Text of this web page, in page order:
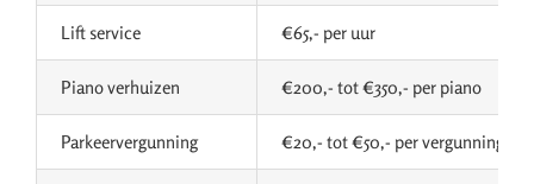
Lift service €65,- per uur
Piano verhuizen €200,- tot €350,- per piano
Parkeervergunning €20,- tot €50,- per vergunning